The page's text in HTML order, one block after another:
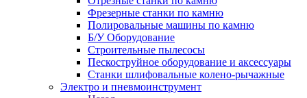
Фрезерные станки по камню
Полировальные машины по камню
Б/У Оборудование
Строительные пылесосы
Пескоструйное оборудование и аксессуары
Станки шлифовальные колено-рычажные
Электро и пневмоинструмент